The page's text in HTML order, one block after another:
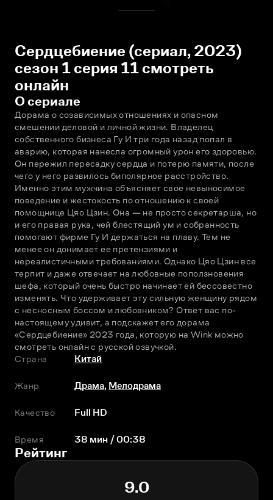
Сердцебиение (сериал, 2023)
сезон 1 серия 11 смотреть
онлайн
О сериале
Дорама о созависимых отношениях и опасном
смешении деловой и личной жизни. Владелец
собственного бизнеса Гу И три года назад попал в
аварию, которая нанесла огромный урон его здоровью.
Он пережил пересадку сердца и потерю памяти, после
чего у него развилось биполярное расстройство.
Именно этим мужчина объясняет свое невыносимое
поведение и жестокость по отношению к своей
помощнице Цяо Цзин. Она — не просто секретарша, но
и его правая рука, чей блестящий ум и собранность
помогают фирме Гу И держаться на плаву. Тем не
менее он донимает ее претензиями и
нереалистичными требованиями. Однако Цяо Цзин все
терпит и даже отвечает на любовные поползновения
шефа, который очень быстро начинает ей бессовестно
изменять. Что удерживает эту сильную женщину рядом
с несносным боссом и любовником? Ответ вас по-
настоящему удивит, а подскажет его дорама
«Сердцебиение» 2023 года, которую на Wink можно
смотреть онлайн с русской озвучкой.
Страна
Китай
Жанр Драма, Мелодрама
Качество Full HD
Время 38 мин / 00:38
Рейтинг
9.0